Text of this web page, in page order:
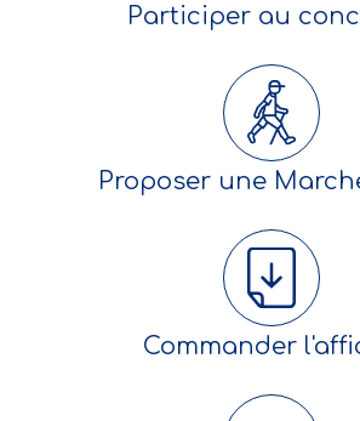
Participer au
Proposer une
Commander